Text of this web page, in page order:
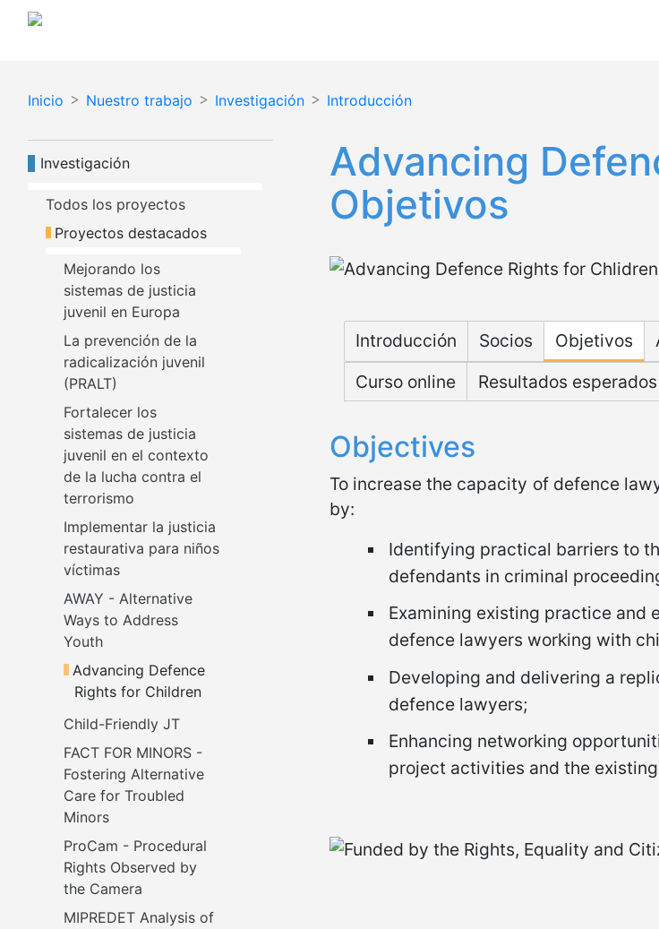
Pasar
Inicio Nuestro trabajo Investigación Introducción
Advancing
Objetivos
Microsite ADR
Introducción Socios Objetivos
Curso online
Resultados esperados
Objectives
To increase the capacity of defence
by:
Identifying practical barriers to
defendants in criminal
Examining existing practice and
defence lawyers working with
Developing and delivering a
defence lawyers;
Enhancing networking
project activities and the
Navegación principal
Investigación
Todos los proyectos
Proyectos destacados
Mejorando los
sistemas de justicia
juvenil en Europa
La prevención de la
radicalización juvenil
(PRALT)
Fortalecer los
sistemas de justicia
juvenil en el contexto
de la lucha contra el
terrorismo
Implementar la justicia
restaurativa para niños
víctimas
AWAY - Alternative
Ways to Address
Youth
Advancing Defence
Rights for Children
Child-Friendly JT
FACT FOR MINORS -
Fostering Alternative
Care for Troubled
Minors
ProCam - Procedural
Rights Observed by
the Camera
MIPREDET Analysis of